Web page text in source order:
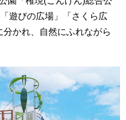
遊びの広場」「さくら広
かれ、自然にふれながら